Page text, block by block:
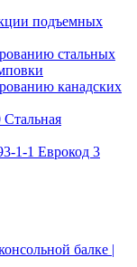
подъемных
стальных
канадских
1-1 Еврокод 3
балке |